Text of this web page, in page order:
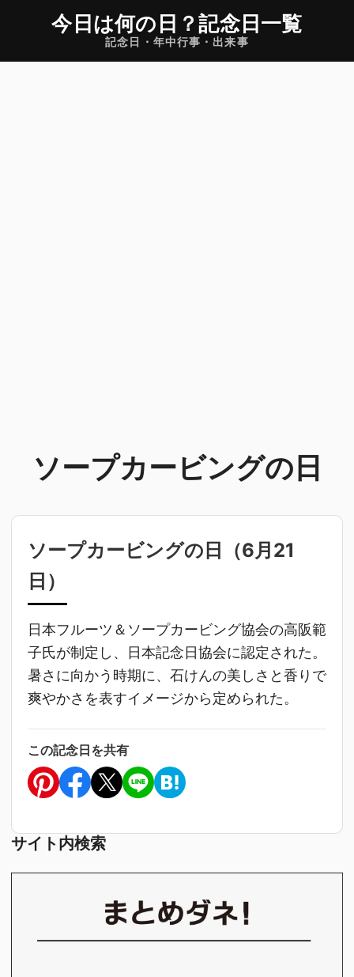
今日は何の日 ？記念日一覧
記念日・年中行事・出来事
ソープカービングの日
ソープカービングの日（6月21
日 ）
日本フルーツ＆ソープカービング協会の高阪範
子氏が制定し、日本記念日協会に認定された。
暑さに向かう時期に、石けんの美しさと香りで
爽やかさを表すイメージから定められた。
この記念日を共有
サイト内検索